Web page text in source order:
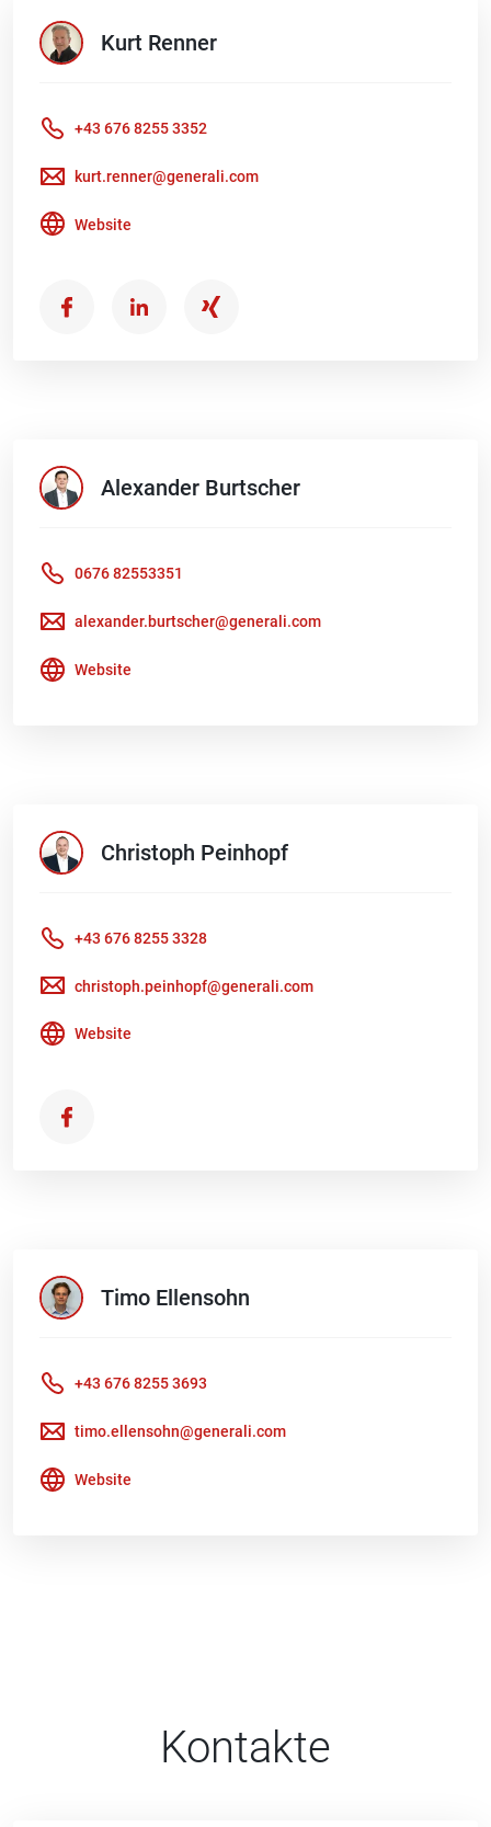
Kurt Renner
+43 676 8255 3352
kurt.renner@generali.com
Website
Alexander Burtscher
0676 82553351
alexander.burtscher@generali.com
Website
Christoph Peinhopf
+43 676 8255 3328
christoph.peinhopf@generali.com
Website
Timo Ellensohn
+43 676 8255 3693
timo.ellensohn@generali.com
Website
Kontakte